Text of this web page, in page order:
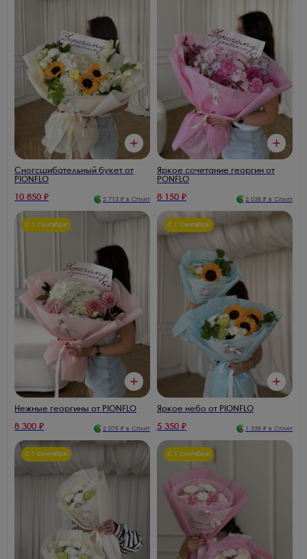
Сногсшибательный букет от
PIONFLO
10 850 ₽ 2 713 ₽ в Сплит
Яркое сочетание георгин от
PONFLO
8 150 ₽ 2 038 ₽ в Сплит
С 1 Сентября!
Нежные георгины от PIONFLO
8 300 ₽ 2 075 ₽ в Сплит
С 1 Сентября!
Яркое небо от PIONFLO
5 350 ₽ 1 338 ₽ в Сплит
С 1 Сентября! С 1 Сентября!